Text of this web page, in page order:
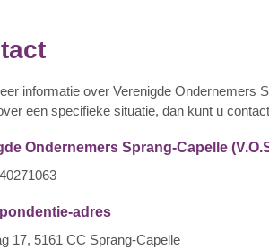
informatie over Verenigde Ondernemers
een specifieke situatie, dan kunt u
Ondernemers Sprang-Capelle
adres
17, 5161 CC Sprang-Capelle